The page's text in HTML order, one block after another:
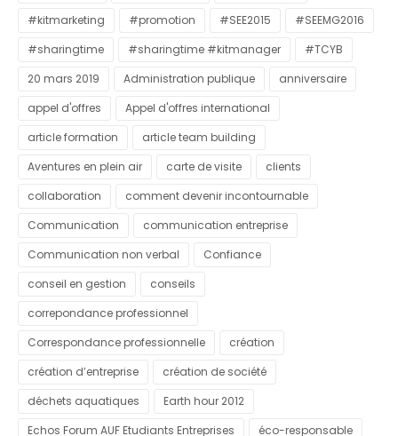
#kitmarketing
#promotion #SEE2015
#SEEMG2016
#sharingtime
#sharingtime #kitmanager
#TCYB
20 mars 2019
Administration publique
anniversaire
appel d'offres
Appel d'offres international
article formation
article team building
Aventures en plein air
carte de visite
clients
collaboration
comment devenir incontournable
Communication
communication entreprise
Communication non verbal
Confiance
conseil en gestion
conseils
correpondance professionnel
Correspondance professionnelle
création
création d’entreprise
création de société
déchets aquatiques
Earth hour 2012
Echos Forum AUF Etudiants Entreprises
éco-responsable